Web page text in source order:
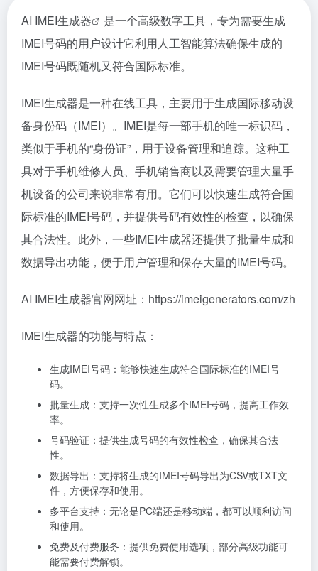
AI IMEI生成器
是一个高级数字工具，专为需要生成
IMEI号码的用户设计它利用人工智能算法确保生成的
IMEI号码既随机又符合国际标准。
IMEI生成器是一种在线工具，主要用于生成国际移动设
备身份码（IMEI）。IMEI是每一部手机的唯一标识码，
类似于手机的“身份证”，用于设备管理和追踪。这种工
具对于手机维修人员、手机销售商以及需要管理大量手
机设备的公司来说非常有用。它们可以快速生成符合国
际标准的IMEI号码，并提供号码有效性的检查，以确保
其合法性。此外，一些IMEI生成器还提供了批量生成和
数据导出功能，便于用户管理和保存大量的IMEI号码。
AI IMEI生成器官网网址：https://imeigenerators.com/zh
IMEI生成器的功能与特点：
生成IMEI号码：能够快速生成符合国际标准的IMEI号
码。
批量生成：支持一次性生成多个IMEI号码，提高工作效
率。
号码验证：提供生成号码的有效性检查，确保其合法
性。
数据导出：支持将生成的IMEI号码导出为CSV或TXT文
件，方便保存和使用。
多平台支持：无论是PC端还是移动端，都可以顺利访问
和使用。
免费及付费服务：提供免费使用选项，部分高级功能可
能需要付费解锁。